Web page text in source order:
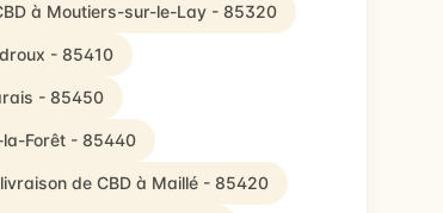
à Moutiers-sur-le-Lay - 85320
- 85410
- 85450
la-Forêt - 85440
de CBD à Maillé - 85420